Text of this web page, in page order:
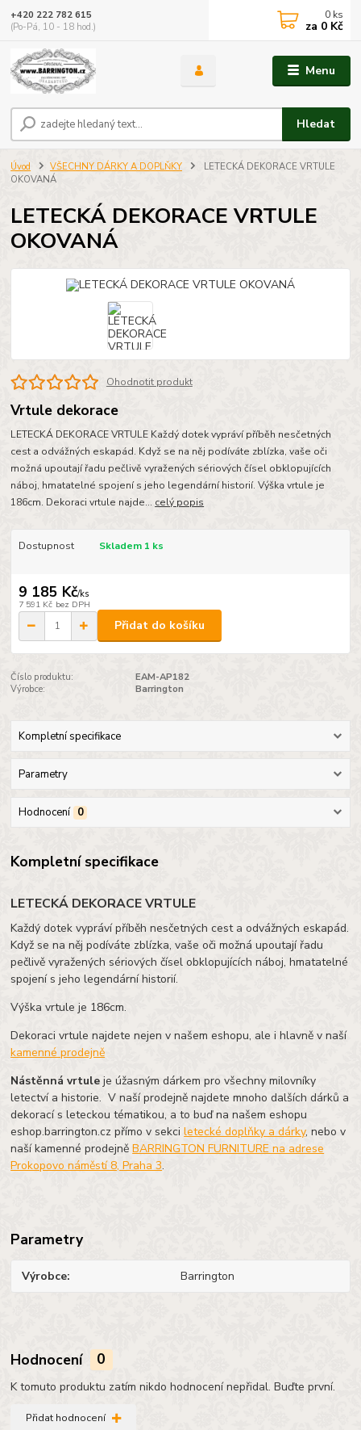
Menu
Hledat
+420 222 782 615
(Po-Pá, 10 - 18 hod.)
0 ks
za 0 Kč
Úvod VŠECHNY DÁRKY A DOPLŇKY
LETECKÁ DEKORACE VRTULE
OKOVANÁ
LETECKÁ DEKORACE VRTULE
OKOVANÁ
Ohodnotit produkt
Vrtule dekorace
LETECKÁ DEKORACE VRTULE Každý dotek vypráví příběh nesčetných
cest a odvážných eskapád. Když se na něj podíváte zblízka, vaše oči
možná upoutají řadu pečlivě vyražených sériových čísel obklopujících
náboj, hmatatelné spojení s jeho legendární historií. Výška vrtule je
186cm. Dekoraci vrtule najde... celý popis
Dostupnost Skladem 1 ks
9 185 Kč/ks
7 591 Kč bez DPH
Přidat do košíku
Číslo produktu:
EAM-AP182
Výrobce:
Barrington
Kompletní specifikace
Parametry
Hodnocení 0
Kompletní specifikace
LETECKÁ DEKORACE VRTULE
Každý dotek vypráví příběh nesčetných cest a odvážných eskapád.
Když se na něj podíváte zblízka, vaše oči možná upoutají řadu
pečlivě vyražených sériových čísel obklopujících náboj, hmatatelné
spojení s jeho legendární historií.
Výška vrtule je 186cm.
Dekoraci vrtule najdete nejen v našem eshopu, ale i hlavně v naší
kamenné prodejně
Nástěnná vrtuleje úžasným dárkem pro všechny milovníky
letectví a historie. V naší prodejně najdete mnoho dalších dárků a
dekorací s leteckou tématikou, a to buď na našem eshopu
eshop.barrington.cz přímo v sekciletecké doplňky a dárky, nebo v
naší kamenné prodejněBARRINGTON FURNITURE na adrese
Prokopovo náměstí 8, Praha 3.
Parametry
Výrobce Barrington
Hodnocení 0
K tomuto produktu zatím nikdo hodnocení nepřidal. Buďte první.
Přidat hodnocení